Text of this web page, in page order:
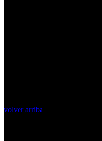
volver arriba